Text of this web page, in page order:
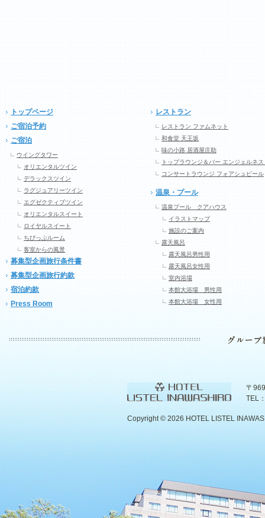
トップページ
ご宿泊予約
ご宿泊
ウイングタワー
オリエンタルツイン
デラックスツイン
ラグジュアリーツイン
エグゼクティブツイン
オリエンタルスイート
ロイヤルスイート
ちびっぷルーム
客室からの風景
募集型企画旅行条件書
募集型企画旅行約款
宿泊約款
Press Room
レストラン
レストラン ファムネット
和食堂 天王坂
味の小路 居酒屋庄助
トップラウンジ＆バー エンジェルネス
コンサートラウンジ フォアシュピール
温泉・プール
温泉プール クアハウス
イラストマップ
施設のご案内
露天風呂
露天風呂男性用
露天風呂女性用
室内浴場
本館大浴場 男性用
本館大浴場 女性用
〒
TEL
Copyright © 2026 HOTEL LISTEL